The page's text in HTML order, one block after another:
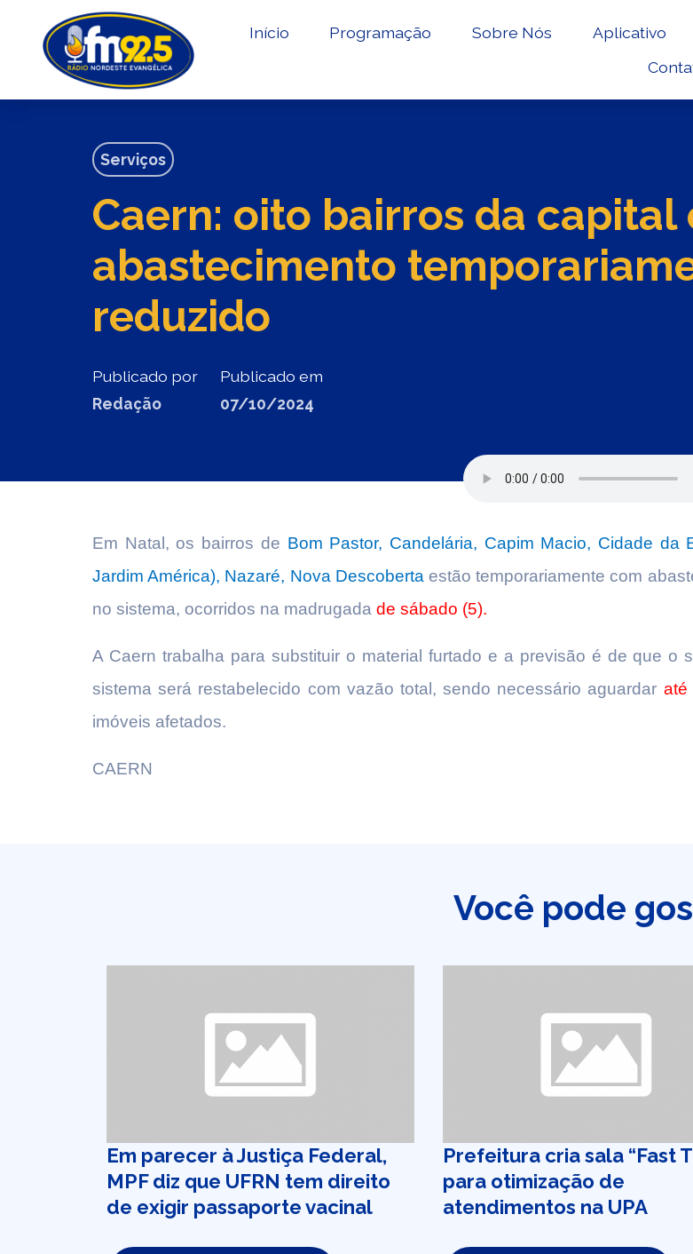
Início Programação Sobre Nós Aplicativo
Serviços
Caern: oito bairros da capital
abastecimento
reduzido
Publicado por
Redação
Publicado em
07/10/2024
Em Natal, os bairros de Bom Pastor, Candelária, Capim Macio, Cidade
Jardim América), Nazaré, Nova Descoberta estão temporariamente com
no sistema, ocorridos na madrugada de sábado (5).
A Caern trabalha para substituir o material furtado e a previsão é de que o
sistema será restabelecido com vazão total, sendo necessário aguardar até
imóveis afetados.
CAERN
Você pode
Em parecer à Justiça Federal,
MPF diz que UFRN tem direito
de exigir passaporte vacinal
Prefeitura cria sala “Fast
para otimização de
atendimentos na UPA